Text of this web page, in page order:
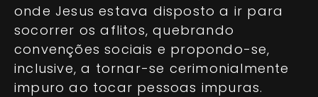
onde Jesus estava disposto a ir para
socorrer os aflitos, quebrando
convenções sociais e propondo-se,
inclusive, a tornar-se cerimonialmente
impuro ao tocar pessoas impuras.